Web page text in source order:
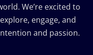
We’re excited to
engage, and
and passion.